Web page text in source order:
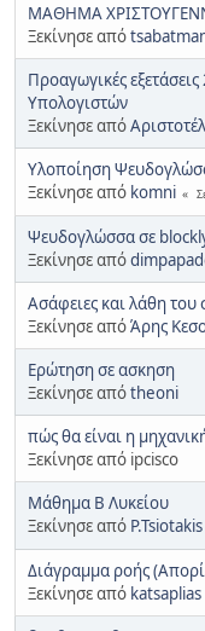
ΜΑΘΗΜΑ
Ξεκίνησε από
Προαγωγικές
Υπολογιστών
Ξεκίνησε από
Υλοποίηση
Ξεκίνησε από komni
Ψευδογλώσσα σε
Ξεκίνησε από
Ασάφειες και λάθη του
Ξεκίνησε απόΆρης
Ερώτηση σε ασκηση
Ξεκίνησε απόtheoni
πώς θα είναι η
Ξεκίνησε από ipcisco
Μάθημα Β Λυκείου
Ξεκίνησε από P.Tsiotakis
Διάγραμμα ροής
Ξεκίνησε από katsaplias